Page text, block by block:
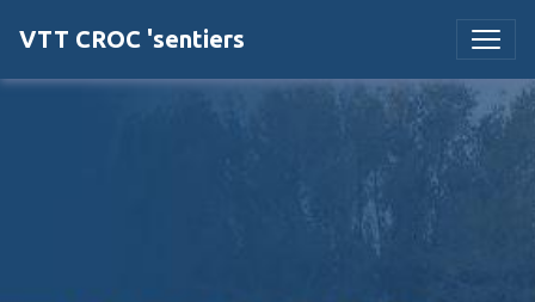
VTT CROC 'sentiers